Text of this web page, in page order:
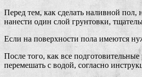
Перед тем, как сделать наливной пол,
нанести один слой грунтовки,
Если на поверхности пола имеются
После того, как все
перемешать с водой, согласно